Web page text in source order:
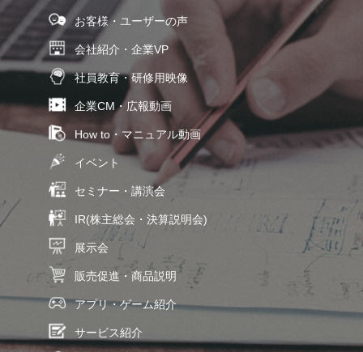
お客様・ユーザーの声
会社紹介・企業VP
社員教育・研修用映像
企業CM・広報動画
How to・マニュアル動画
イベント
セミナー・講演会
IR(株主総会・決算説明会)
展示会
販売促進・商品説明
アプリ・ゲーム紹介
サービス紹介